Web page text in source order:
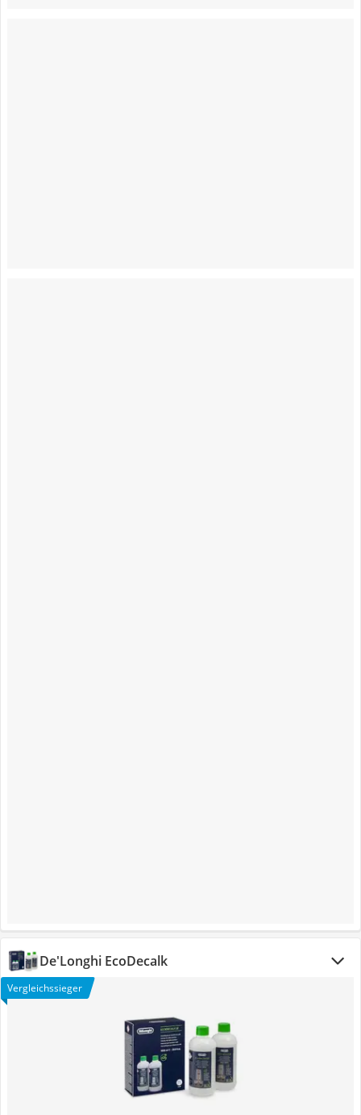
De'Longhi EcoDecalk
Vergleichssieger